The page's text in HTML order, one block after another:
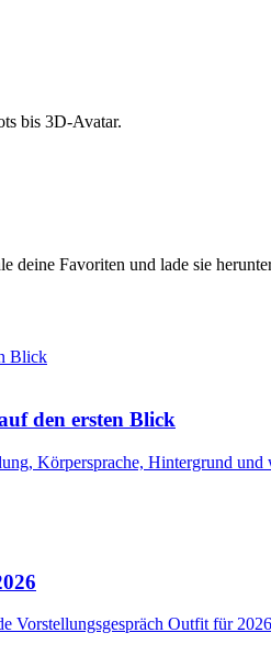
bis 3D-Avatar.
deine Favoriten und lade sie
den ersten Blick
Körpersprache, Hintergrund und
Vorstellungsgespräch Outfit für